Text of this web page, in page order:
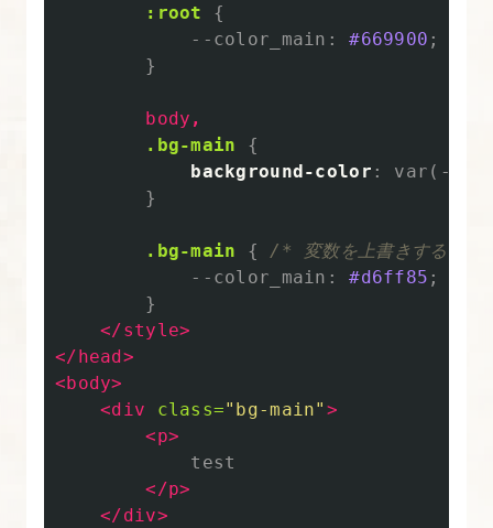
:root
{
--color_main : #669900 ;
}
body ,
.bg-main
{
background-color : var ( --
}
.bg-main {
/* 変数を上書きする */
--color_main : #d6ff85 ;
}
</style>
</head>
<body>
<div
class="bg-main" >
<p>
            test
</p>
</div>